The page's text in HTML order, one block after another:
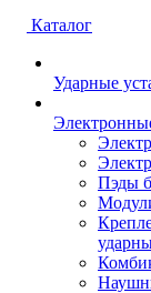
Каталог
Ударные
Пэды